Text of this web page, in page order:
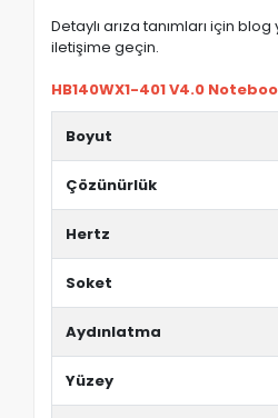
Detaylı arıza tanımları için
iletişime geçin.
HB140WX1-401 V4.0
Boyut
Çözünürlük
Hertz
Soket
Aydınlatma
Yüzey